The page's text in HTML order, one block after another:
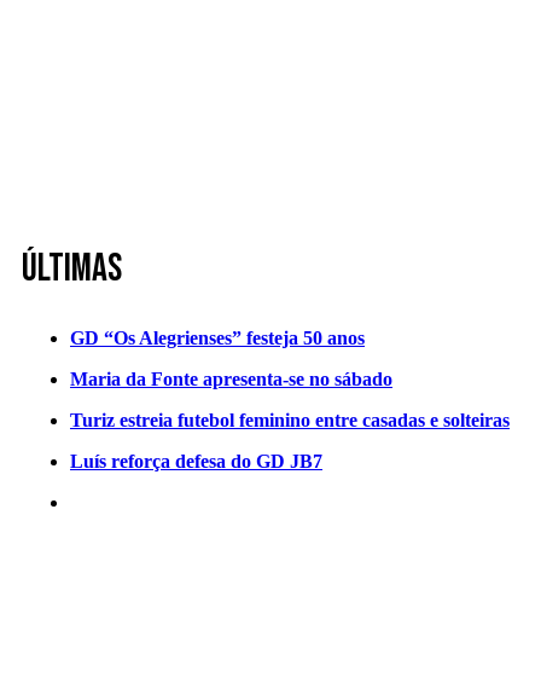
Últimas
GD “Os Alegrienses” festeja 50 anos
Maria da Fonte apresenta-se no sábado
Turiz estreia futebol feminino entre casadas e solteiras
Luís reforça defesa do GD JB7